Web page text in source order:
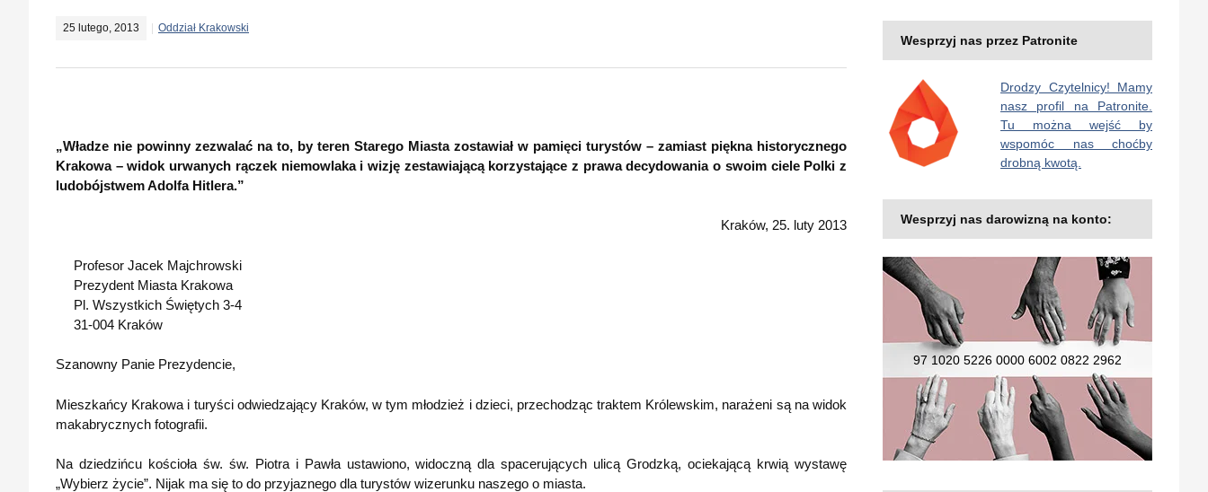
25 lutego, 2013 Oddział Krakowski
„Władze nie powinny zezwalać na to, by teren Starego Miasta zostawiał w pamięci turystów – zamiast piękna historycznego
Krakowa – widok urwanych rączek niemowlaka i wizję zestawiającą korzystające z prawa decydowania o swoim ciele Polki z
ludobójstwem Adolfa Hitlera.”
Kraków, 25. luty 2013
Profesor Jacek Majchrowski
Prezydent Miasta Krakowa
Pl. Wszystkich Świętych 3-4
31-004 Kraków
Szanowny Panie Prezydencie,
Mieszkańcy Krakowa i turyści odwiedzający Kraków, w tym młodzież i dzieci, przechodząc traktem Królewskim, narażeni są na widok
makabrycznych fotografii.
Na dziedzińcu kościoła św. św. Piotra i Pawła ustawiono, widoczną dla spacerujących ulicą Grodzką, ociekającą krwią wystawę
„Wybierz życie”. Nijak ma się to do przyjaznego dla turystów wizerunku naszego o miasta.
Wesprzyj nas przez Patronite
Drodzy Czytelnicy! Mamy
nasz profil na Patronite.
Tu można wejść by
wspomóc nas choćby
drobną kwotą.
Wesprzyj nas darowizną na konto:
97 1020 5226 0000 6002 0822 2962